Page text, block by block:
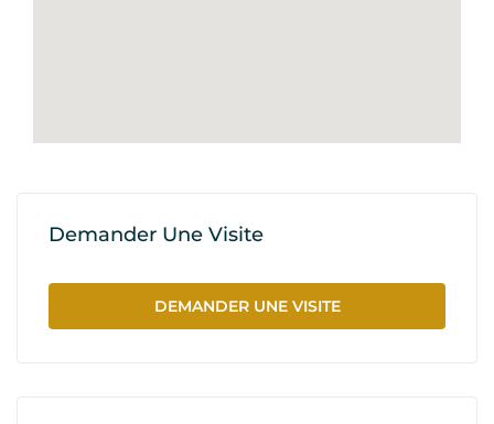
Demander Une Visite
DEMANDER UNE VISITE